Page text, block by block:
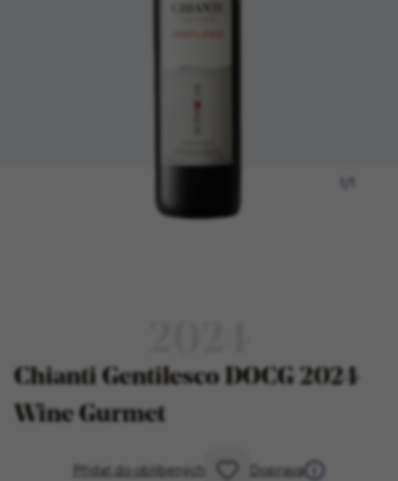
Chianti Gentilesco DOCG 2024
Wine Gurmet
Přidat do oblíbených Doprava